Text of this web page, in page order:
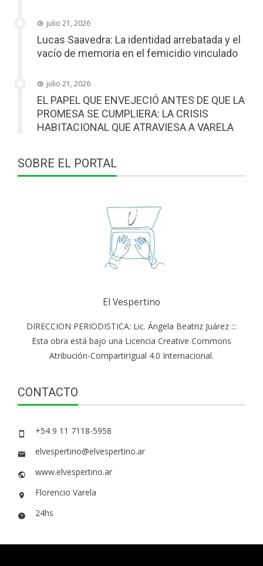
julio 21, 2026
Lucas Saavedra: La identidad arrebatada y el
vacío de memoria en el femicidio vinculado
julio 21, 2026
EL PAPEL QUE ENVEJECIÓ ANTES DE QUE LA
PROMESA SE CUMPLIERA: LA CRISIS
HABITACIONAL QUE ATRAVIESA A VARELA
SOBRE EL PORTAL
El Vespertino
DIRECCION PERIODISTICA: Lic. Ángela Beatriz Juárez :::
Esta obra está bajo una Licencia Creative Commons
Atribución-CompartirIgual 4.0 Internacional.
CONTACTO
+54 9 11 7118-5958
elvespertino@elvespertino.ar
www.elvespertino.ar
Florencio Varela
24hs